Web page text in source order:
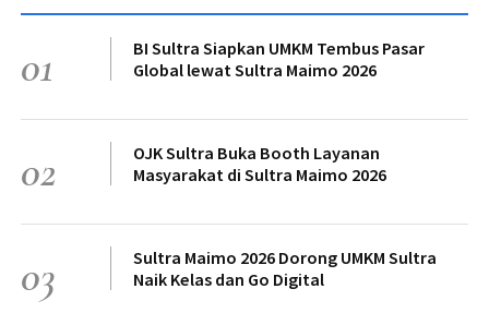
01
BI Sultra Siapkan UMKM Tembus Pasar
Global lewat Sultra Maimo 2026
02
OJK Sultra Buka Booth Layanan
Masyarakat di Sultra Maimo 2026
03
Sultra Maimo 2026 Dorong UMKM Sultra
Naik Kelas dan Go Digital